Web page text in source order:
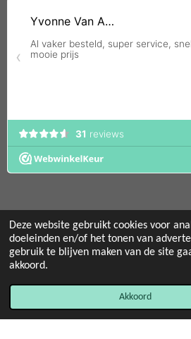
Deze website gebruikt cookies voor
doeleinden en/of het tonen van
gebruik te blijven maken van de site
akkoord.
Akkoord
© 2022 - 2026 Mint 11 giftstore
Powered byJouwWeb
Facebook